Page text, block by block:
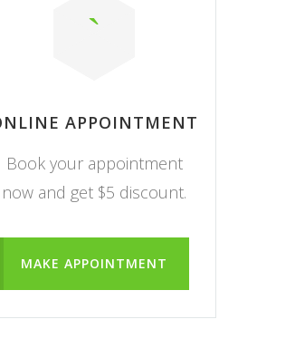
APPOINTMENT
Book your appointment
now and get $5 discount.
MAKE APPOINTMENT